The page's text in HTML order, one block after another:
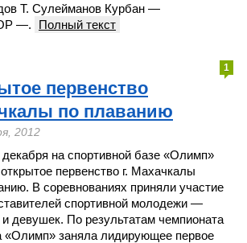
Т. Сулейманов Курбан —
—.
Полный текст
1
первенство
по плаванию
2012
на спортивной базе «Олимп»
первенство г. Махачкалы
В соревнованиях приняли участие
спортивной молодежи —
девушек. По результатам чемпионата
«Олимп» заняла лидирующее первое